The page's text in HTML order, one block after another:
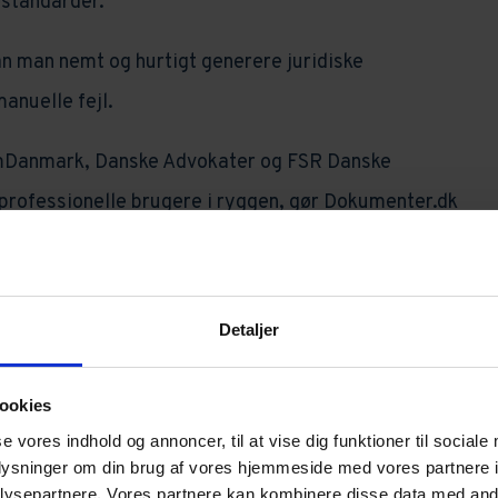
Detaljer
vores indhold og annoncer, til at vise dig funktioner til sociale
om din brug af vores hjemmeside med vores partnere
Vores partnere kan kombinere disse data med
man nemt og hurtigt generere juridiske
fejl.
Danske Advokater og FSR Danske
brugere i ryggen, gør Dokumenter.dk
og mere effektiv.
manuelle skrivebordsprocesser til et minimum,
udfordrende og værdiskabende arbejde for
for dine medarbejdere, være med til at
indtjeningsevnen.